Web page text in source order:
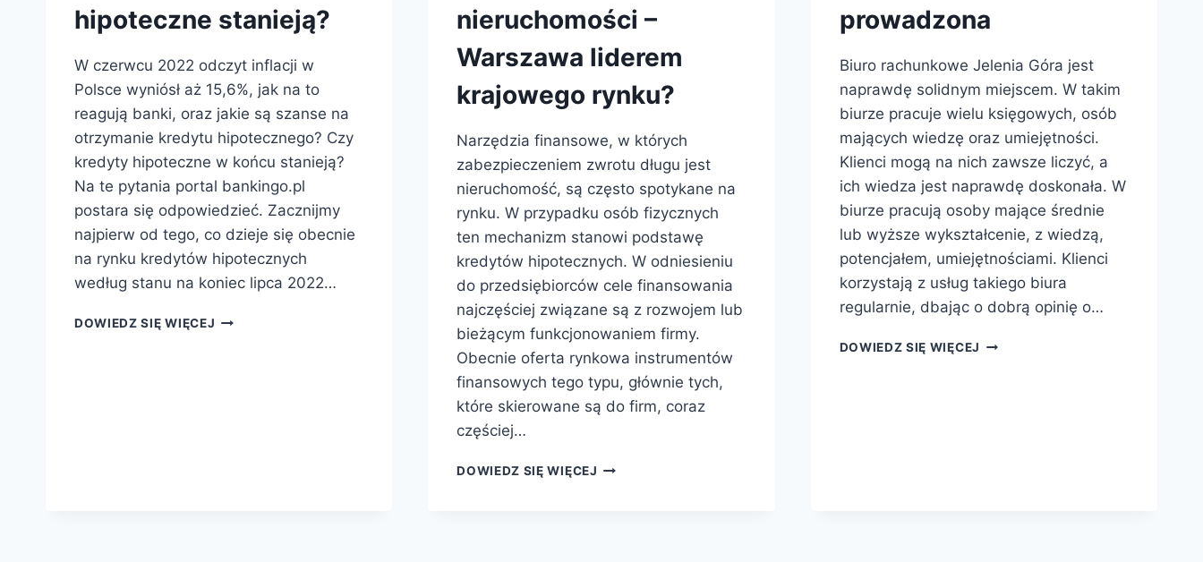
hipoteczne stanieją?
W czerwcu 2022 odczyt inflacji w
Polsce wyniósł aż 15,6%, jak na to
reagują banki, oraz jakie są szanse na
otrzymanie kredytu hipotecznego? Czy
kredyty hipoteczne w końcu stanieją?
Na te pytania portal bankingo.pl
postara się odpowiedzieć. Zacznijmy
najpierw od tego, co dzieje się obecnie
na rynku kredytów hipotecznych
według stanu na koniec lipca 2022…
DOWIEDZ SIĘ WIĘCEJ KIEDY
nieruchomości –
Warszawa liderem
krajowego rynku?
Narzędzia finansowe, w których
zabezpieczeniem zwrotu długu jest
nieruchomość, są często spotykane na
rynku. W przypadku osób fizycznych
ten mechanizm stanowi podstawę
kredytów hipotecznych. W odniesieniu
do przedsiębiorców cele finansowania
najczęściej związane są z rozwojem lub
bieżącym funkcjonowaniem firmy.
Obecnie oferta rynkowa instrumentów
finansowych tego typu, głównie tych,
które skierowane są do firm, coraz
częściej…
DOWIEDZ SIĘ WIĘCEJ POŻYCZKI
prowadzona
Biuro rachunkowe Jelenia Góra jest
naprawdę solidnym miejscem. W takim
biurze pracuje wielu księgowych, osób
mających wiedzę oraz umiejętności.
Klienci mogą na nich zawsze liczyć, a
ich wiedza jest naprawdę doskonała. W
biurze pracują osoby mające średnie
lub wyższe wykształcenie, z wiedzą,
potencjałem, umiejętnościami. Klienci
korzystają z usług takiego biura
regularnie, dbając o dobrą opinię o…
DOWIEDZ SIĘ WIĘCEJ RACHUNKOWOŚĆ